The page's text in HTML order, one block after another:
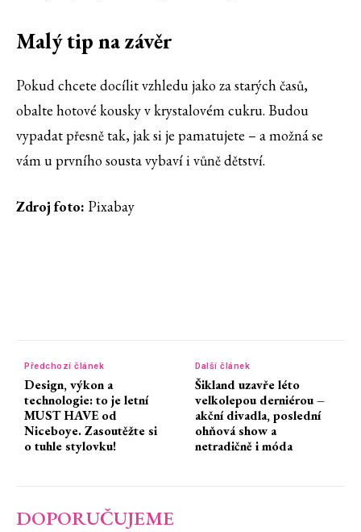
Malý tip na závěr
Pokud chcete docílit vzhledu jako za starých časů,
obalte hotové kousky v krystalovém cukru. Budou
vypadat přesně tak, jak si je pamatujete – a možná se
vám u prvního sousta vybaví i vůně dětství.
Zdroj foto: Pixabay
Předchozí článek
Design, výkon a
technologie: to je letní
MUST HAVE od
Niceboye. Zasoutěžte si
o tuhle stylovku!
Další článek
Šikland uzavře léto
velkolepou derniérou –
akční divadla, poslední
ohňová show a
netradičně i móda
DOPORUČUJEME